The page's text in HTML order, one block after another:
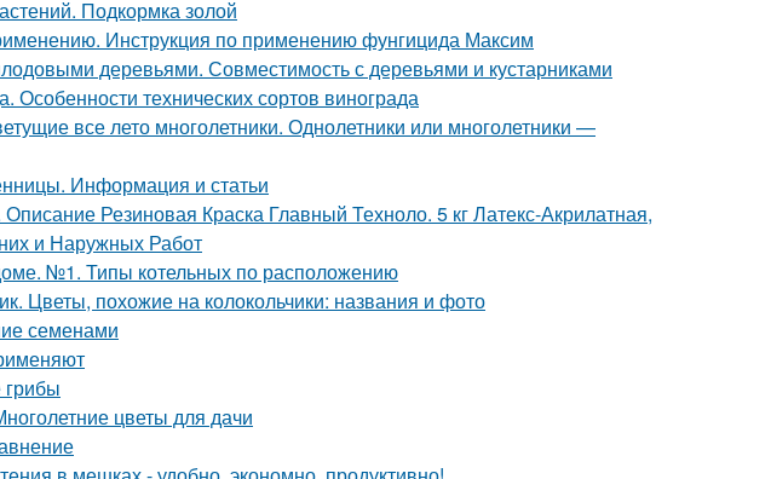
Подкормка золой
Инструкция по применению фунгицида Максим
деревьями. Совместимость с деревьями и кустарниками
Особенности технических сортов винограда
все лето многолетники. Однолетники или многолетники —
Информация и статьи
Резиновая Краска Главный Техноло. 5 кг Латекс-Акрилатная,
и Наружных Работ
№1. Типы котельных по расположению
Цветы, похожие на колокольчики: названия и фото
семенами
цветы для дачи